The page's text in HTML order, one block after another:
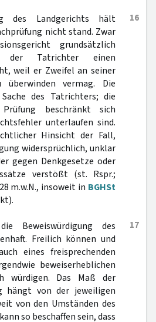
16
des Landgerichts hält
nicht stand. Zwar
grundsätzlich
der Tatrichter einen
weil er Zweifel an seiner
vermag. Die
des Tatrichters; die
Prüfung beschränkt sich
unterlaufen sind.
Hinsicht der Fall,
widersprüchlich, unklar
gegen Denkgesetze oder
verstößt (st. Rspr.;
m.w.N., insoweit in BGHSt
17
Beweiswürdigung des
Freilich können und
eines freisprechenden
beweiserheblichen
würdigen. Das Maß der
hängt von der jeweiligen
von den Umständen des
so beschaffen sein, dass